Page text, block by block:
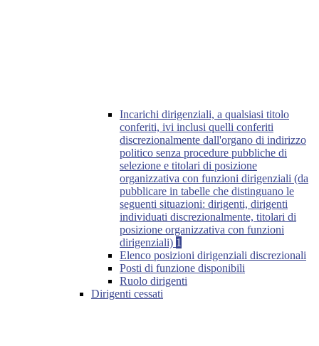
Incarichi dirigenziali, a qualsiasi titolo
conferiti, ivi inclusi quelli conferiti
discrezionalmente dall'organo di indirizzo
politico senza procedure pubbliche di
selezione e titolari di posizione
organizzativa con funzioni dirigenziali (da
pubblicare in tabelle che distinguano le
seguenti situazioni: dirigenti, dirigenti
individuati discrezionalmente, titolari di
posizione organizzativa con funzioni
dirigenziali) 1
Elenco posizioni dirigenziali discrezionali
Posti di funzione disponibili
Ruolo dirigenti
Dirigenti cessati